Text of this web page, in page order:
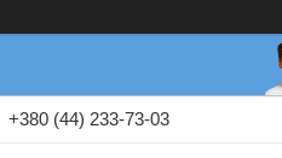
+380 (44) 233-73-03